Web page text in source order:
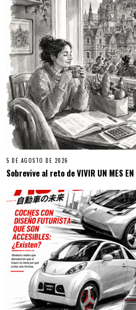
5 DE AGOSTO DE 2026
Sobrevive al reto de VIVIR UN MES EN